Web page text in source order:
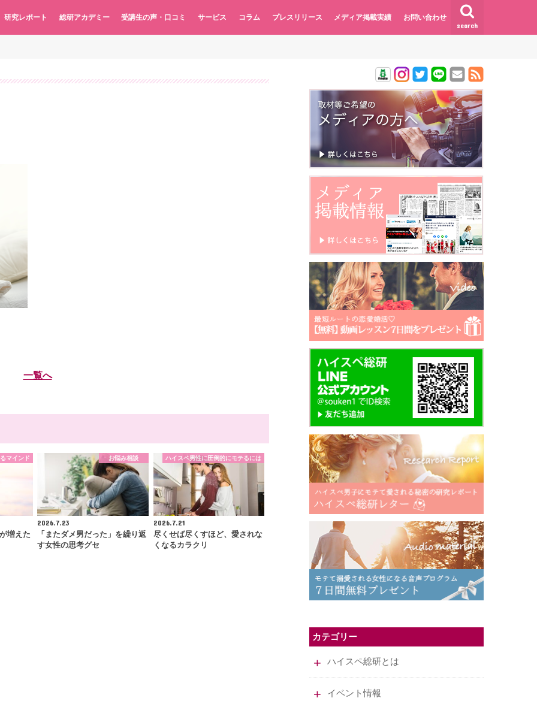
search
研究レポート 総研アカデミー 受講生の声・口コミ サービス コラム プレスリリース メディア掲載実績 お問い合わせ
一覧へ
マインド
増えた
お悩み相談
2026.7.23
「またダメ男だった」を繰り返
す女性の思考グセ
ハイスペ男性に圧倒的にモテるには
2026.7.21
尽くせば尽くすほど、愛されな
くなるカラクリ
カテゴリー
ハイスペ総研とは
イベント情報